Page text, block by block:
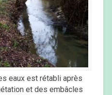
eaux est rétabli après
et des embâcles